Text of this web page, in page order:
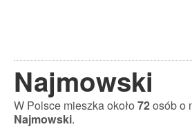
Najmowski
W Polsce mieszka około72osób o
Najmowski.